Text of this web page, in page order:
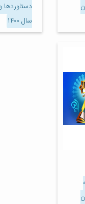
دستاوردها
سال ۱۴۰۰